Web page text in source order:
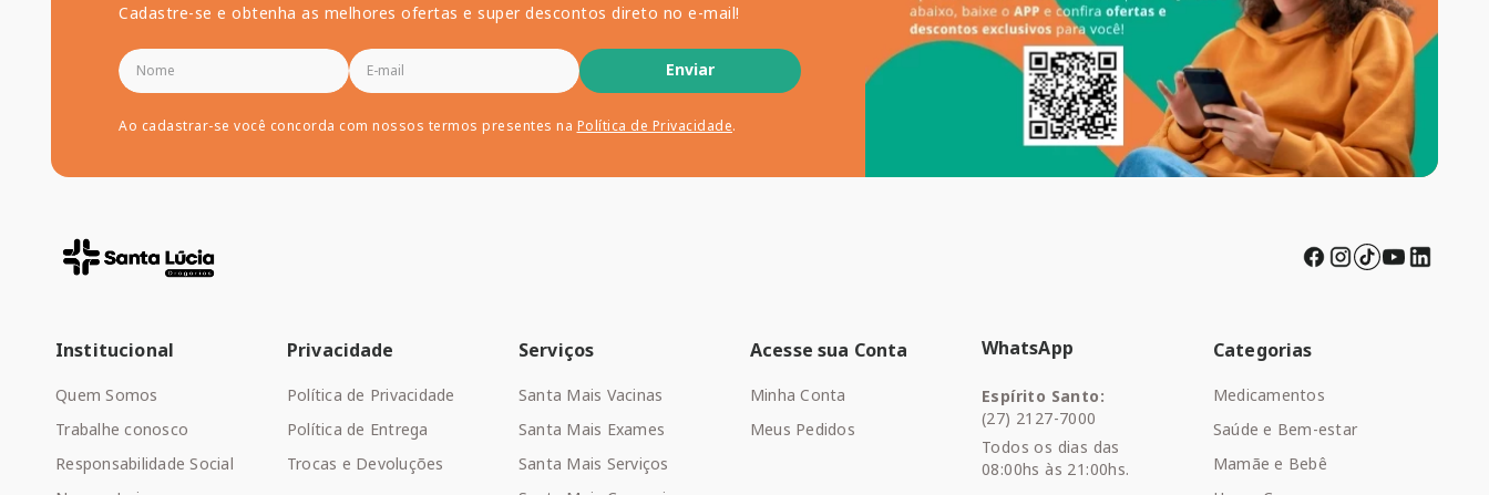
Cadastre-se e obtenha as melhores ofertas e super descontos direto no e-mail!
Enviar
Ao cadastrar-se você concorda com nossos termos presentes na Política de Privacidade.
Institucional
Quem Somos
Trabalhe conosco
Responsabilidade Social
Privacidade
Política de Privacidade
Política de Entrega
Trocas e Devoluções
Serviços
Santa Mais Vacinas
Santa Mais Exames
Santa Mais Serviços
Acesse sua Conta
Minha Conta
Meus Pedidos
WhatsApp
Espírito Santo:
(27) 2127-7000
Todos os dias das
08:00hs às 21:00hs.
Categorias
Medicamentos
Saúde e Bem-estar
Mamãe e Bebê